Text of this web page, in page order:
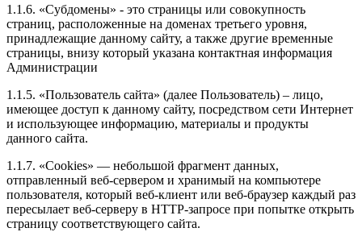
1.1.6. «Субдомены» - это страницы или совокупность
страниц, расположенные на доменах третьего уровня,
принадлежащие данному сайту, а также другие временные
страницы, внизу который указана контактная информация
Администрации
1.1.5. «Пользователь сайта» (далее Пользователь) – лицо,
имеющее доступ к данному сайту, посредством сети Интернет
и использующее информацию, материалы и продукты
данного сайта.
1.1.7. «Cookies» — небольшой фрагмент данных,
отправленный веб-сервером и хранимый на компьютере
пользователя, который веб-клиент или веб-браузер каждый раз
пересылает веб-серверу в HTTP-запросе при попытке открыть
страницу соответствующего сайта.